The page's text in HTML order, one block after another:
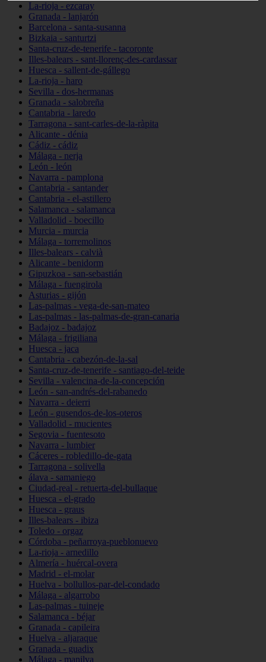
La-rioja - ezcaray
Granada - lanjarón
Barcelona - santa-susanna
Bizkaia - santurtzi
Santa-cruz-de-tenerife - tacoronte
Illes-balears - sant-llorenç-des-cardassar
Huesca - sallent-de-gállego
La-rioja - haro
Sevilla - dos-hermanas
Granada - salobreña
Cantabria - laredo
Tarragona - sant-carles-de-la-ràpita
Alicante - dénia
Cádiz - cádiz
Málaga - nerja
León - león
Navarra - pamplona
Cantabria - santander
Cantabria - el-astillero
Salamanca - salamanca
Valladolid - boecillo
Murcia - murcia
Málaga - torremolinos
Illes-balears - calvià
Alicante - benidorm
Gipuzkoa - san-sebastián
Málaga - fuengirola
Asturias - gijón
Las-palmas - vega-de-san-mateo
Las-palmas - las-palmas-de-gran-canaria
Badajoz - badajoz
Málaga - frigiliana
Huesca - jaca
Cantabria - cabezón-de-la-sal
Santa-cruz-de-tenerife - santiago-del-teide
Sevilla - valencina-de-la-concepción
León - san-andrés-del-rabanedo
Navarra - deierri
León - gusendos-de-los-oteros
Valladolid - mucientes
Segovia - fuentesoto
Navarra - lumbier
Cáceres - robledillo-de-gata
Tarragona - solivella
álava - samaniego
Ciudad-real - retuerta-del-bullaque
Huesca - el-grado
Huesca - graus
Illes-balears - ibiza
Toledo - orgaz
Córdoba - peñarroya-pueblonuevo
La-rioja - arnedillo
Almería - huércal-overa
Madrid - el-molar
Huelva - bollullos-par-del-condado
Málaga - algarrobo
Las-palmas - tuineje
Salamanca - béjar
Granada - capileira
Huelva - aljaraque
Granada - guadix
Málaga - manilva